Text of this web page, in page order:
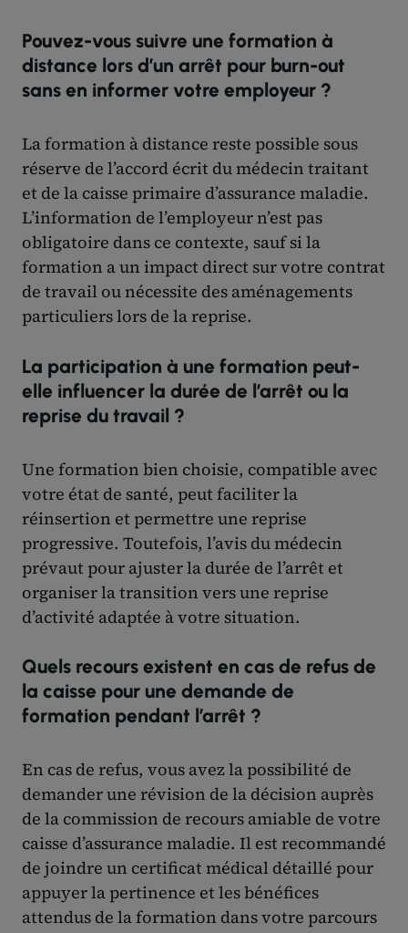
Pouvez-vous suivre une formation à
distance lors d’un arrêt pour burn-out
sans en informer votre employeur ?
La formation à distance reste possible sous
réserve de l’accord écrit du médecin traitant
et de la caisse primaire d’assurance maladie.
L’information de l’employeur n’est pas
obligatoire dans ce contexte, sauf si la
formation a un impact direct sur votre contrat
de travail ou nécessite des aménagements
particuliers lors de la reprise.
La participation à une formation peut-
elle influencer la durée de l’arrêt ou la
reprise du travail ?
Une formation bien choisie, compatible avec
votre état de santé, peut faciliter la
réinsertion et permettre une reprise
progressive. Toutefois, l’avis du médecin
prévaut pour ajuster la durée de l’arrêt et
organiser la transition vers une reprise
d’activité adaptée à votre situation.
Quels recours existent en cas de refus de
la caisse pour une demande de
formation pendant l’arrêt ?
En cas de refus, vous avez la possibilité de
demander une révision de la décision auprès
de la commission de recours amiable de votre
caisse d’assurance maladie. Il est recommandé
de joindre un certificat médical détaillé pour
appuyer la pertinence et les bénéfices
attendus de la formation dans votre parcours